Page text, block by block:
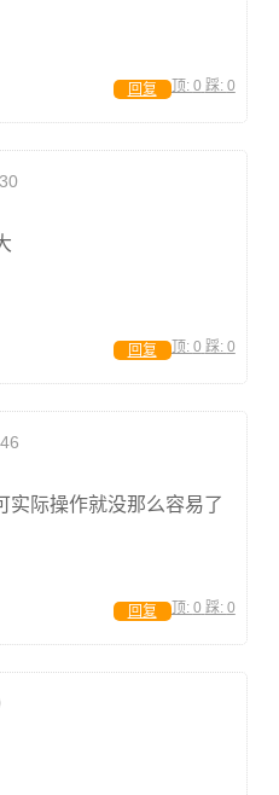
顶: 0 踩: 0
回复
顶: 0 踩: 0
回复
实际操作就没那么容易了
顶: 0 踩: 0
回复